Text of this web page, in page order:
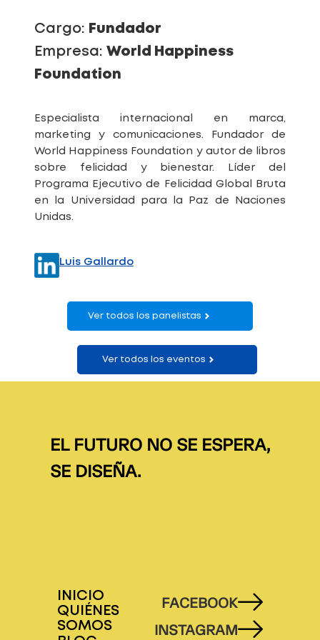
Cargo: Fundador
Empresa: World Happiness
Foundation
Especialista internacional en marca,
marketing y comunicaciones. Fundador de
World Happiness Foundation y autor de libros
sobre felicidad y bienestar. Líder del
Programa Ejecutivo de Felicidad Global Bruta
en la Universidad para la Paz de Naciones
Unidas.
Luis Gallardo
Ver todos los panelistas
Ver todos los eventos
EL FUTURO NO SE ESPERA,
SE DISEÑA.
INICIO
QUIÉNES
SOMOS
FACEBOOK
INSTAGRAM